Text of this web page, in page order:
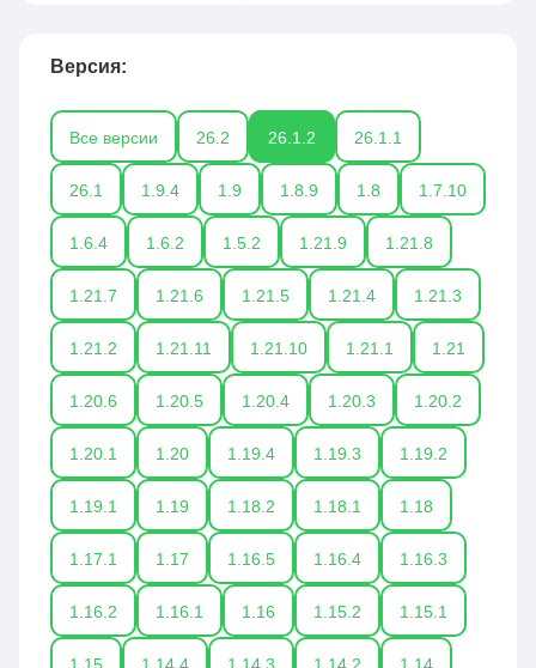
Версия:
Все версии 26.2 26.1.2 26.1.1
26.1 1.9.4 1.9 1.8.9 1.8 1.7.10
1.6.4 1.6.2 1.5.2 1.21.9 1.21.8
1.21.7 1.21.6 1.21.5 1.21.4 1.21.3
1.21.2 1.21.11 1.21.10 1.21.1 1.21
1.20.6 1.20.5 1.20.4 1.20.3 1.20.2
1.20.1 1.20 1.19.4 1.19.3 1.19.2
1.19.1 1.19 1.18.2 1.18.1 1.18
1.17.1 1.17 1.16.5 1.16.4 1.16.3
1.16.2 1.16.1 1.16 1.15.2 1.15.1